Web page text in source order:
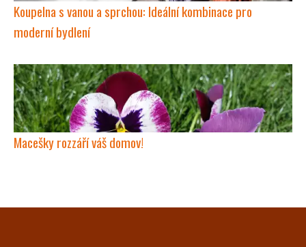
Koupelna s vanou a sprchou: Ideální kombinace pro
moderní bydlení
Macešky rozzáří váš domov!